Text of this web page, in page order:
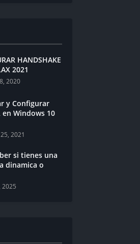
HANDSHAKE
2021
2020
y Configurar
en Windows 10
2021
si tienes una
dinamica o
2025